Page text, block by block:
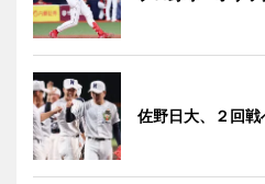
佐野日大、２回